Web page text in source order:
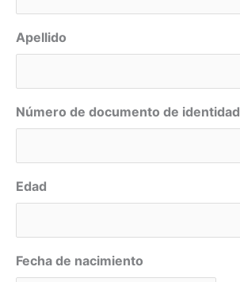
Apellido
Número de documento de identidad
Edad
Fecha de nacimiento
AAAA